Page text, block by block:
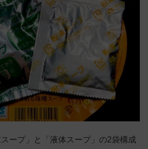
ープ」と「液体スープ」の2袋構成